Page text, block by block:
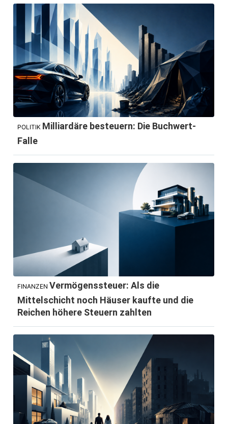
POLITIK Milliardäre besteuern: Die Buchwert-
Falle
FINANZEN Vermögenssteuer: Als die
Mittelschicht noch Häuser kaufte und die
Reichen höhere Steuern zahlten